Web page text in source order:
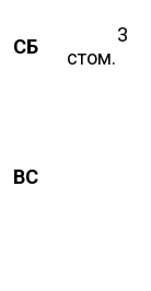
СБ
3
ВС